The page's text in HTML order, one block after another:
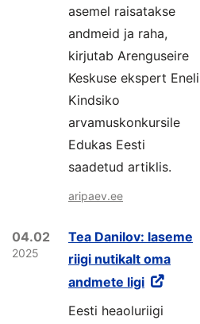
asemel raisatakse
andmeid ja raha,
kirjutab Arenguseire
Keskuse ekspert Eneli
Kindsiko
arvamuskonkursile
Edukas Eesti
saadetud artiklis.
aripaev.ee
04.02
2025
Tea Danilov: laseme
riigi nutikalt oma
andmete ligi
Eesti heaoluriigi